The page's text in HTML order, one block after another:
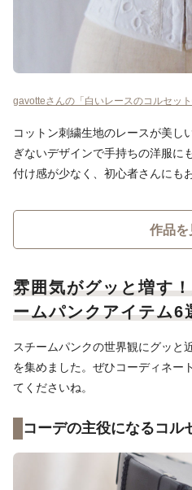
gavotteさんの「白いレースのコルセッ
コットン刺繍生地のレースが美し
ぎないデザインで手持ちの洋服に
付け感が少なく、初心者さんにも
作品を
雰囲気がグッと増す
ームパンクアイテム6
スチームパンクの世界観にグッと
を集めました。ぜひコーディネー
てくださいね。
コーデの主役になるコル